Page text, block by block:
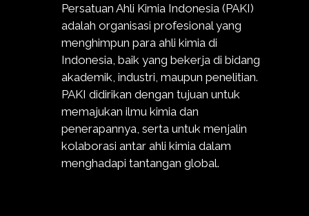
Persatuan Ahli Kimia Indonesia (PAKI)
adalah organisasi profesional yang
menghimpun para ahli kimia di
Indonesia, baik yang bekerja di bidang
akademik, industri, maupun penelitian.
PAKI didirikan dengan tujuan untuk
memajukan ilmu kimia dan
penerapannya, serta untuk menjalin
kolaborasi antar ahli kimia dalam
menghadapi tantangan global.